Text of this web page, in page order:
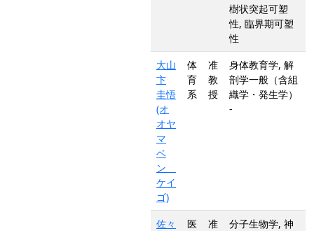
樹状突起可塑
性, 臨界期可塑
性
大山
卞
圭悟
(オ
オヤ
マ
ベ
ン
ケイ
ゴ)
体
育
系
准
教
授
身体教育学, 解
剖学一般（含組
織学・発生学）
-
佐々
医
准
分子生物学, 神